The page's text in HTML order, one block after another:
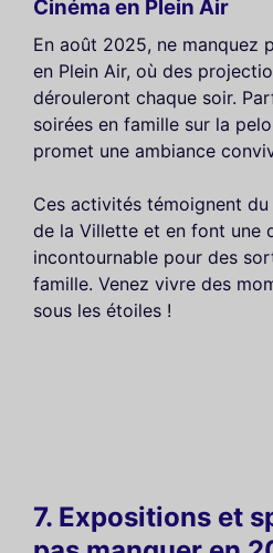
Cinéma en Plein Air
En août 2025, ne manquez
en Plein Air, où des
dérouleront chaque soir.
soirées en famille sur la
promet une ambiance
Ces activités témoignent
de la Villette et en font une
incontournable pour des
famille. Venez vivre des
sous les étoiles !
7. Expositions et